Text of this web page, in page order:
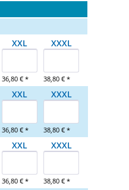
XXL
36,80 € *
XXXL
38,80 € *
XXL
36,80 € *
XXXL
38,80 € *
XXL
36,80 € *
XXXL
38,80 € *